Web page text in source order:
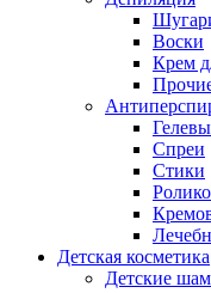
Воски
Крем
Спреи
Стики
Детская косметика
Детские